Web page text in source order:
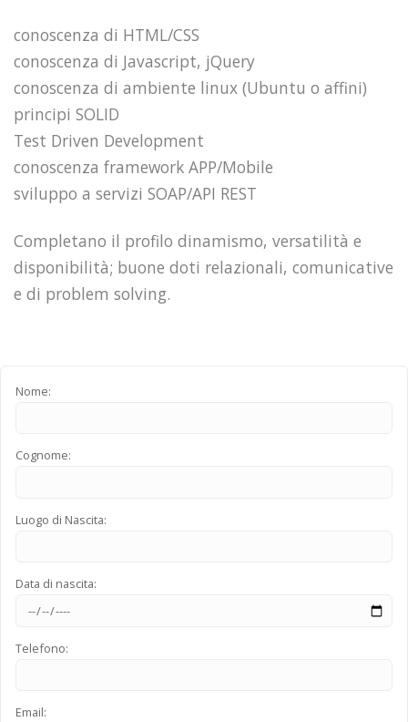
conoscenza di HTML/CSS
conoscenza di Javascript, jQuery
conoscenza di ambiente linux (Ubuntu o affini)
principi SOLID
Test Driven Development
conoscenza framework APP/Mobile
sviluppo a servizi SOAP/API REST
Completano il profilo dinamismo, versatilità e
disponibilità; buone doti relazionali, comunicative
e di problem solving.
Nome:
Cognome:
Luogo di Nascita:
Data di nascita:
Telefono:
Email: